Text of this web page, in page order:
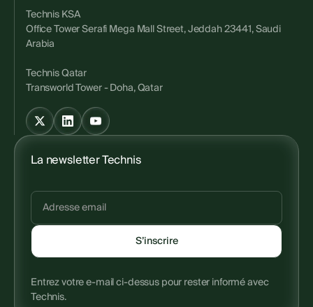
Technis KSA
Office Tower Serafi Mega Mall Street, Jeddah 23441, Saudi
Arabia
Technis Qatar
Transworld Tower - Doha, Qatar
La newsletter Technis
Entrez votre e-mail ci-dessus pour rester informé avec
Technis.